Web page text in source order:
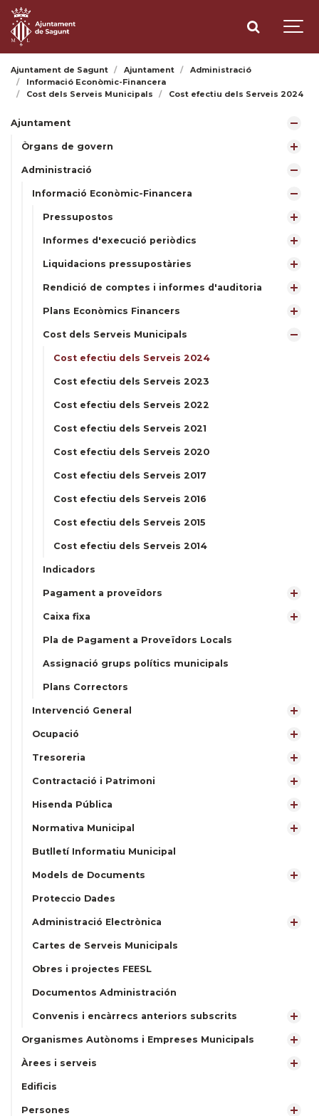
Ajuntament de Sagunt Ajuntament
Administració
Informació Econòmic-Financera
Cost dels Serveis Municipals
Cost efectiu dels Serveis 2024
Ajuntament
Òrgans de govern
Administració
Informació Econòmic-Financera
Pressupostos
Informes d'execució periòdics
Liquidacions pressupostàries
Rendició de comptes i informes d'auditoria
Plans Econòmics Financers
Cost dels Serveis Municipals
Cost efectiu dels Serveis 2024
Cost efectiu dels Serveis 2023
Cost efectiu dels Serveis 2022
Cost efectiu dels Serveis 2021
Cost efectiu dels Serveis 2020
Cost efectiu dels Serveis 2017
Cost efectiu dels Serveis 2016
Cost efectiu dels Serveis 2015
Cost efectiu dels Serveis 2014
Indicadors
Pagament a proveïdors
Caixa fixa
Pla de Pagament a Proveïdors Locals
Assignació grups polítics municipals
Plans Correctors
Intervenció General
Ocupació
Tresoreria
Contractació i Patrimoni
Hisenda Pública
Normativa Municipal
Butlletí Informatiu Municipal
Models de Documents
Proteccio Dades
Administració Electrònica
Cartes de Serveis Municipals
Obres i projectes FEESL
Documentos Administración
Convenis i encàrrecs anteriors subscrits
Organismes Autònoms i Empreses Municipals
Àrees i serveis
Edificis
Persones